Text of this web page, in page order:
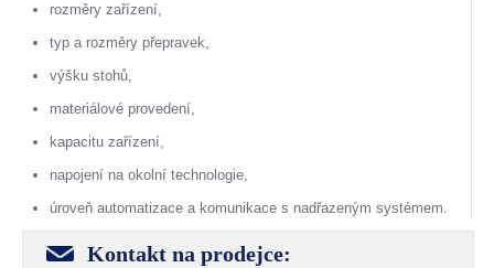
rozměry zařízení,
typ a rozměry přepravek,
výšku stohů,
materiálové provedení,
kapacitu zařízení,
napojení na okolní technologie,
úroveň automatizace a komunikace s nadřazeným systémem.
Kontakt na prodejce: